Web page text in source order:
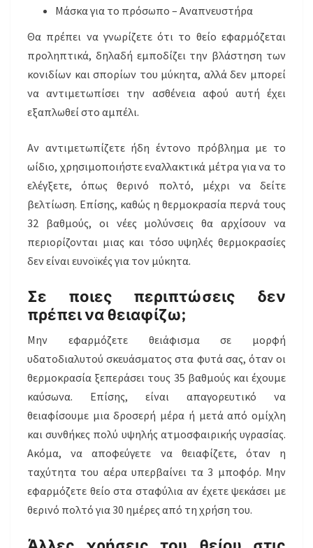
Μάσκα για το πρόσωπο – Αναπνευστήρα
Θα πρέπει να γνωρίζετε ότι το θείο εφαρμόζεται
προληπτικά, δηλαδή εμποδίζει την βλάστηση των
κονιδίων και σπορίων του μύκητα, αλλά δεν μπορεί
να αντιμετωπίσει την ασθένεια αφού αυτή έχει
εξαπλωθεί στο αμπέλι.
Αν αντιμετωπίζετε ήδη έντονο πρόβλημα με το
ωίδιο, χρησιμοποιήστε εναλλακτικά μέτρα για να το
ελέγξετε, όπως θερινό πολτό, μέχρι να δείτε
βελτίωση. Επίσης, καθώς η θερμοκρασία περνά τους
32 βαθμούς, οι νέες μολύνσεις θα αρχίσουν να
περιορίζονται μιας και τόσο υψηλές θερμοκρασίες
δεν είναι ευνοϊκές για τον μύκητα.
Σε ποιες περιπτώσεις δεν
πρέπει να θειαφίζω;
Μην εφαρμόζετε θειάφισμα σε μορφή
υδατοδιαλυτού σκευάσματος στα φυτά σας, όταν οι
θερμοκρασία ξεπεράσει τους 35 βαθμούς και έχουμε
καύσωνα. Επίσης, είναι απαγορευτικό να
θειαφίσουμε μια δροσερή μέρα ή μετά από ομίχλη
και συνθήκες πολύ υψηλής ατμοσφαιρικής υγρασίας.
Ακόμα, να αποφεύγετε να θειαφίζετε, όταν η
ταχύτητα του αέρα υπερβαίνει τα 3 μποφόρ. Μην
εφαρμόζετε θείο στα σταφύλια αν έχετε ψεκάσει με
θερινό πολτό για 30 ημέρες από τη χρήση του.